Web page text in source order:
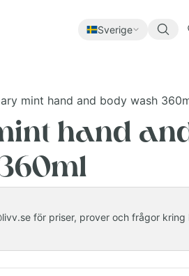
Sverige
mint hand and body wash
hand
för priser, prover och frågor kring